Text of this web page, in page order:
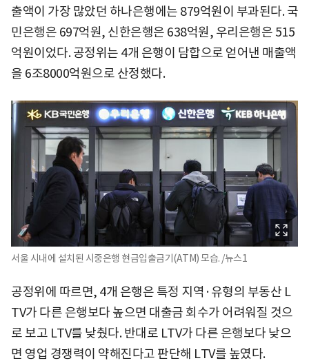
출액이 가장 많았던 하나은행에는 879억원이 부과된다. 국
민은행은 697억원, 신한은행은 638억원, 우리은행은 515
억원이었다. 공정위는 4개 은행이 담합으로 얻어낸 매출액
을 6조8000억원으로 산정했다.
서울 시내에 설치된 시중은행 현금입출금기(ATM) 모습. /뉴스1
공정위에 따르면, 4개 은행은 특정 지역·유형의 부동산 L
TV가 다른 은행보다 높으면 대출금 회수가 어려워질 것으
로 보고 LTV를 낮췄다. 반대로 LTV가 다른 은행보다 낮으
면 영업 경쟁력이 약해진다고 판단해 LTV를 높였다.